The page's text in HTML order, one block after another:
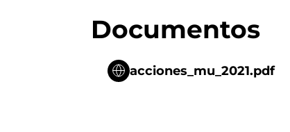
Documentos
acciones_mu_2021.pdf